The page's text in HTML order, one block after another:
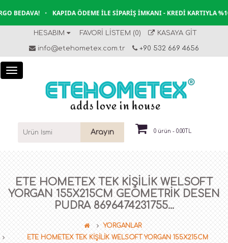
BEDAVA! • KAPIDA ÖDEME İLE SIPARIŞ İMKANI - KREDI KARTIYLA
HESABIM FAVORI LISTEM (0) KASAYA GIT
info@etehometex.com.tr +90 532 669 4656
Arayın 0 ürün - 0.00TL
ETE HOMETEX TEK KİŞİLİK WELSOFT
YORGAN 155X215CM GEOMETRİK DESEN
PUDRA 8696474231755...
YORGANLAR
ETE HOMETEX TEK KİŞİLİK WELSOFT YORGAN 155X215CM